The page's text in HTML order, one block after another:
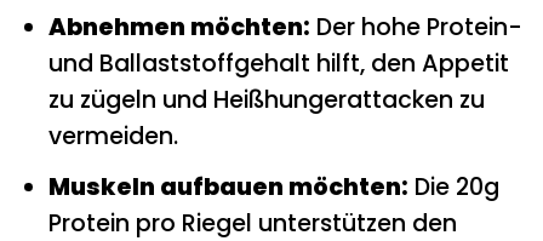
Abnehmen möchten: Der hohe Protein-
und Ballaststoffgehalt hilft, den Appetit
zu zügeln und Heißhungerattacken zu
vermeiden.
Muskeln aufbauen möchten: Die 20g
Protein pro Riegel unterstützen den